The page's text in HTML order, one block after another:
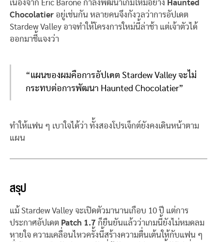
เนื่องจาก Eric Barone กำลังพัฒนาเกมใหม่อย่าง Haunted
Chocolatier อยู่เช่นกัน หลายคนจึงกังวลว่าการอัปเดต
Stardew Valley อาจทำให้โครงการใหม่นี้ล่าช้า แต่เจ้าตัวได้
ออกมาชี้แจงว่า
“แผนของผมคือการอัปเดต Stardew Valley จะไม่
กระทบต่อการพัฒนา Haunted Chocolatier”
ทำให้แฟน ๆ เบาใจได้ว่า ทั้งสองโปรเจ็กต์ยังคงเดินหน้าตาม
แผน
สรุป
แม้ Stardew Valley จะเปิดตัวมานานเกือบ 10 ปี แต่การ
ประกาศอัปเดต Patch 1.7 ก็ยืนยันแล้วว่าเกมนี้ยังไม่หมดลม
หายใจ ความเคลื่อนไหวครั้งนี้สร้างความตื่นเต้นให้กับแฟน ๆ